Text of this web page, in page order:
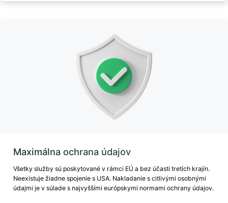
Maximálna ochrana údajov
Všetky služby sú poskytované v rámci EÚ a bez účasti tretích krajín.
Neexistuje žiadne spojenie s USA. Nakladanie s citlivými osobnými
údajmi je v súlade s najvyššími európskymi normami ochrany údajov.